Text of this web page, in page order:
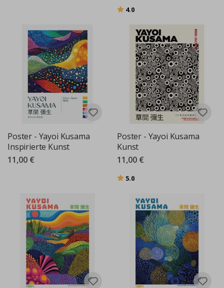
Bewertung:
4.0
Poster - Yayoi Kusama
Inspirierte Kunst
11,00 €
Poster - Yayoi Kusama
Kunst
11,00 €
Bewertung:
5.0